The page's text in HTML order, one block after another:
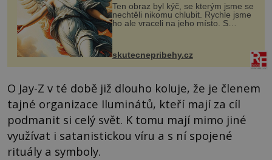
Ten obraz byl kýč, se kterým jsme se
nechtěli nikomu chlubit. Rychle jsme
ho ale vraceli na jeho místo. S
manželem Vaškem jsme si pořídili
chaloupku, takový domek na severu
Čech, kde jsme si naplánova...
skutecnepribehy.cz
O Jay-Z v té době již dlouho koluje, že je členem
tajné organizace Iluminátů, kteří mají za cíl
podmanit si celý svět. K tomu mají mimo jiné
využívat i satanistickou víru a s ní spojené
rituály a symboly.